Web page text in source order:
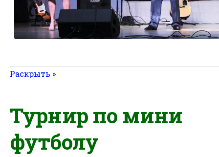
Раскрыть »
Турнир по мини
футболу